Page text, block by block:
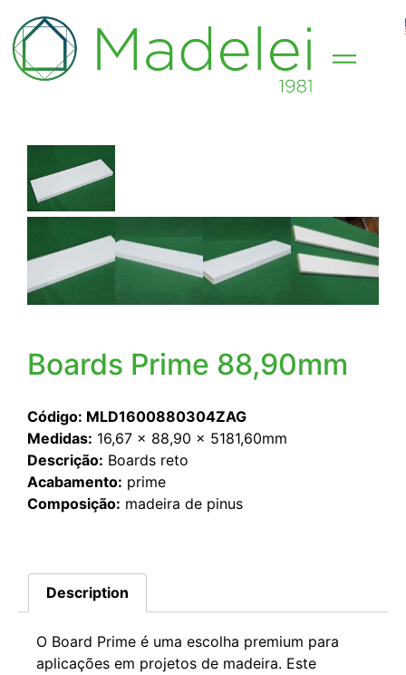
Boards Prime 88,90mm
Código: MLD1600880304ZAG
Medidas: 16,67 x 88,90 x 5181,60mm
Descrição: Boards reto
Acabamento: prime
Composição: madeira de pinus
Description
O Board Prime é uma escolha premium para
aplicações em projetos de madeira. Este